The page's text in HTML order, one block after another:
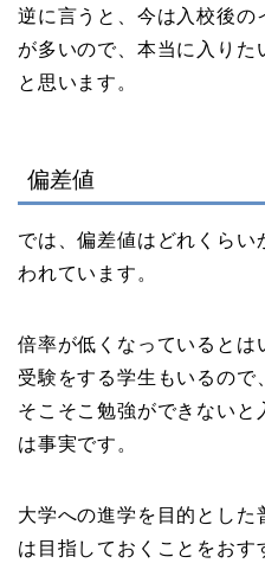
逆に言うと、今は入校後の
が多いので、本当に入りた
と思います。
偏差値
では、偏差値はどれくらい
われています。
倍率が低くなっているとは
受験をする学生もいるので
そこそこ勉強ができないと
は事実です。
大学への進学を目的とした
は目指しておくことをおす